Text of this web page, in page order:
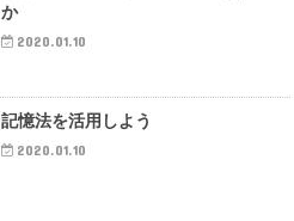
か
2020.01.10
記憶法を活用しよう
2020.01.10